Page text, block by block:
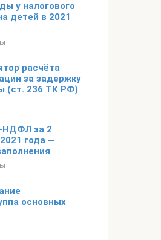
у налогового
детей в 2021
расчёта
за задержку
(ст. 236 ТК РФ)
НДФЛ за 2
года —
основных